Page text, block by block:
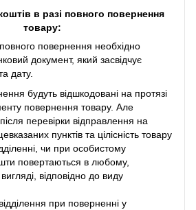
в разі повного повернення
товару:
повернення необхідно
документ, який засвідчує
дату.
будуть відшкодовані на протязі
повернення товару. Але
перевірки відправлення на
пунктів та цілісність товару
чи при особистому
повертаються в любому,
відповідно до виду
при поверненні у